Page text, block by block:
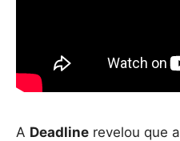
A Deadline revelou que a